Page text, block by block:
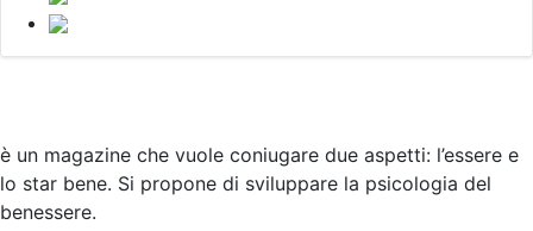
è un magazine che vuole coniugare due aspetti: l’essere e
lo star bene. Si propone di sviluppare la psicologia del
benessere.